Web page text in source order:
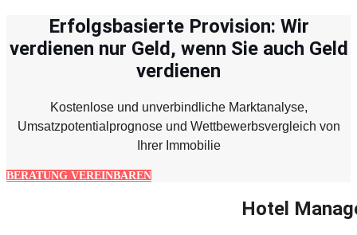
Erfolgsbasierte Provision: Wir
verdienen nur Geld, wenn Sie auch Geld
verdienen
Kostenlose und unverbindliche Marktanalyse,
Umsatzpotentialprognose und Wettbewerbsvergleich von
Ihrer Immobilie
BERATUNG VEREINBAREN
Hotel